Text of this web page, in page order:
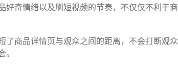
好奇情绪以及刷短视频的节奏，不仅仅不利于商
了商品详情页与观众之间的距离，不会打断观众
。